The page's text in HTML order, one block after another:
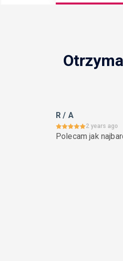
R / A
2 years ago
Polecam jak